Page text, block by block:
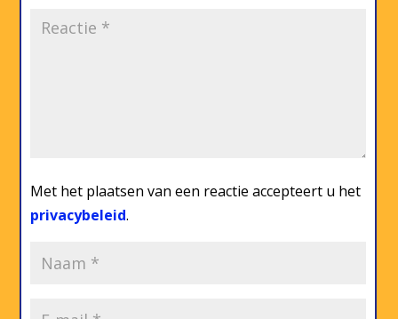
Met het plaatsen van een reactie accepteert u het
privacybeleid.